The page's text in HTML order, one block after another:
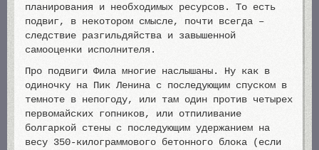
планирования и необходимых ресурсов. То есть
подвиг, в некотором смысле, почти всегда –
следствие разгильдяйства и завышенной
самооценки исполнителя.
Про подвиги Фила многие наслышаны. Ну как в
одиночку на Пик Ленина с последующим спуском в
темноте в непогоду, или там один против четырех
первомайских гопников, или отпиливание
болгаркой стены с последующим удержанием на
весу 350-килограммового бетонного блока (если